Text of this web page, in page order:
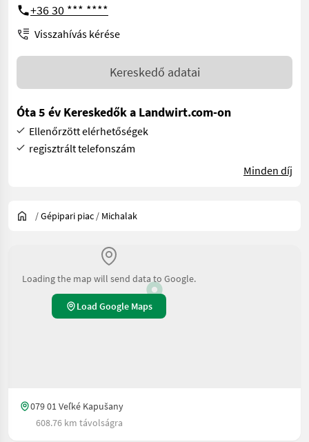
+36 30 *** ****
Visszahívás kérése
Kereskedő adatai
Óta 5 év Kereskedők a Landwirt.com-on
Ellenőrzött elérhetőségek
regisztrált telefonszám
Minden díj
/Gépipari piac / Michalak
Loading the map will send data to Google.
Load Google Maps
079 01 Veľké Kapušany
608.76 km távolságra